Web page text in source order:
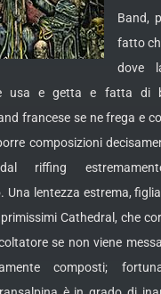
Band,
fatto
dove
usa e getta e fatta di
francese se ne frega e
composizioni
riffing
Una lentezza estrema,
Cathedral, che
se non viene
composti;